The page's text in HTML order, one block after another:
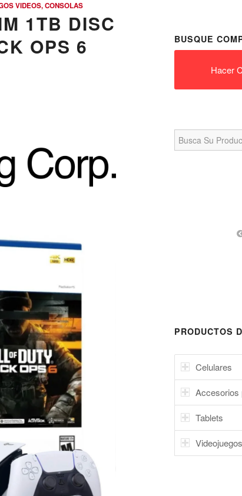
VIDEOS, CONSOLAS
1TB DISC
OPS 6
BUSQUE
Hacer
Search
for:
PRODUCTOS
Celulares
Accesorios
Tablets
Videojuegos